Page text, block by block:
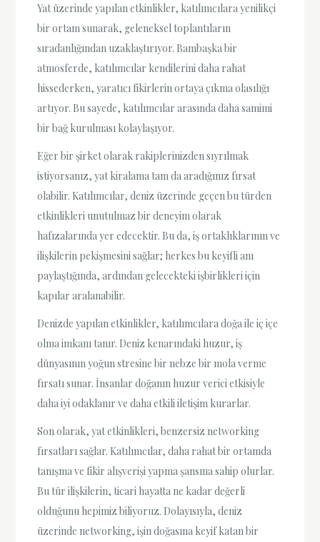
Yat üzerinde yapılan etkinlikler, katılımcılara yenilikçi
bir ortam sunarak, geleneksel toplantıların
sıradanlığından uzaklaştırıyor. Bambaşka bir
atmosferde, katılımcılar kendilerini daha rahat
hissederken, yaratıcı fikirlerin ortaya çıkma olasılığı
artıyor. Bu sayede, katılımcılar arasında daha samimi
bir bağ kurulması kolaylaşıyor.
Eğer bir şirket olarak rakiplerinizden sıyrılmak
istiyorsanız, yat kiralama tam da aradığınız fırsat
olabilir. Katılımcılar, deniz üzerinde geçen bu türden
etkinlikleri unutulmaz bir deneyim olarak
hafızalarında yer edecektir. Bu da, iş ortaklıklarının ve
ilişkilerin pekişmesini sağlar; herkes bu keyifli anı
paylaştığında, ardından gelecekteki işbirlikleri için
kapılar aralanabilir.
Denizde yapılan etkinlikler, katılımcılara doğa ile iç içe
olma imkanı tanır. Deniz kenarındaki huzur, iş
dünyasının yoğun stresine bir nebze bir mola verme
fırsatı sunar. İnsanlar doğanın huzur verici etkisiyle
daha iyi odaklanır ve daha etkili iletişim kurarlar.
Son olarak, yat etkinlikleri, benzersiz networking
fırsatları sağlar. Katılımcılar, daha rahat bir ortamda
tanışma ve fikir alışverişi yapma şansına sahip olurlar.
Bu tür ilişkilerin, ticari hayatta ne kadar değerli
olduğunu hepimiz biliyoruz. Dolayısıyla, deniz
üzerinde networking, işin doğasına keyif katan bir